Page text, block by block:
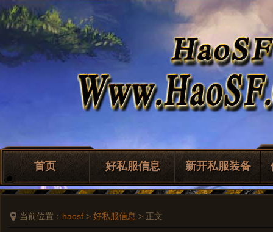
首页 好私服信息 新开私服装备
当前位置： haosf > 好私服信息 > 正文